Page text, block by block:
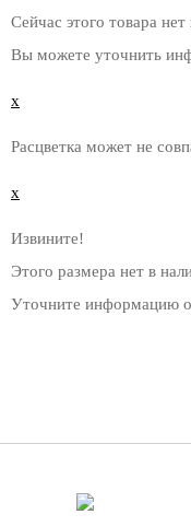
Сейчас этого товара нет
Вы можете уточнить
x
Расцветка может не
x
Извините!
Этого размера нет в
Уточните информацию